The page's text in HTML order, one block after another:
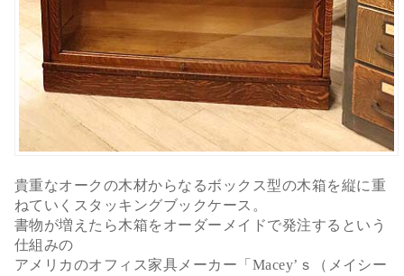
貴重なオークの木材からなるボックス型の木箱を縦に重
ねていくスタッキングブックケース。
書物が増えたら木箱をオーダーメイドで発注するという
仕組みの
アメリカのオフィス家具メーカー「Macey’ｓ（メイシー